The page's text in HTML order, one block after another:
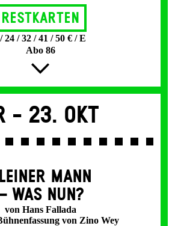
Restkarten
24 / 32 / 41 / 50 € / E
Abo 86
- 23. Okt
MANN
WAS NUN?
von Hans Fallada
von Zino Wey